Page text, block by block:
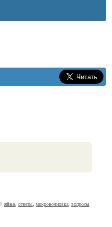
яйко ответы микроволновка вопросы